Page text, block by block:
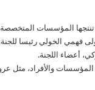
تنتجها المؤسسات
فهمي الخولي رئيسا
أعضاء اللجنة.
المؤسسات والأفراد، مثل